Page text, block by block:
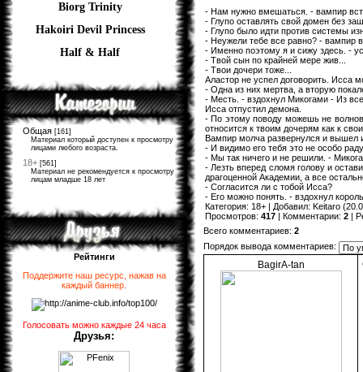
Biorg Trinity
Hakoiri Devil Princess
Half & Half
Общая [161]
Материал который доступен к просмотру
лицами любого возраста.
18+ [561]
Материал не рекомендуется к просмотру
лицам младше 18 лет
Рейтинги
Поддержите наш ресурс, нажав на
каждый баннер
Голосовать можно каждые 24 часа
Друзья:
- Нам нужно вмешаться. - вампир
- Глупо оставлять свой домен без
- Глупо было идти против системы
- Неужели тебе все равно? - вампир
- Именно поэтому я и сижу здесь. -
- Твой сын по крайней мере жив...
- Твои дочери тоже...
Аластор не успел договорить. Исса
- Одна из них мертва, а вторую
- Месть. - вздохнул Микогами - Из
Исса отпустил демона.
- По этому поводу можешь не
относится к твоим дочерям как к
Вампир молча развернулся и вышел
- И видимо его тебя это не особо
- Мы так ничего и не решили. -
- Лезть вперед сломя голову и
драгоценной Академии, а все
- Согласится ли с тобой Исса?
- Его можно понять. - вздохнул
Категория: 18+ | Добавил: Keitaro
Просмотров: 417 | Комментарии: 2 |
Всего комментариев: 2
Порядок вывода комментариев:
BagirA-tan